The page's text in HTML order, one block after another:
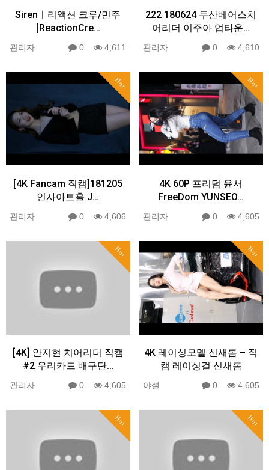
Sirenㅣ리액션 크루/민주
[ReactionCre…
관리자 0 4,611
222 180624 두산베어스치
어리더 이주아 업타운…
관리자 0 4,610
Hot
[4K Fancam 직캠]181205
인사아트홀 J…
관리자 0 4,606
Hot
4K 60P 프리덤 윤서
FreeDom YUNSEO…
관리자 0 4,605
Hot
[4K] 안지현 치어리더 직캠
#2 우리카드 배구단…
관리자 0 4,605
Hot
4K 레이싱모델 신새롬 – 직
캠 레이싱걸 신새롬
야설 0 4,605
Hot Hot